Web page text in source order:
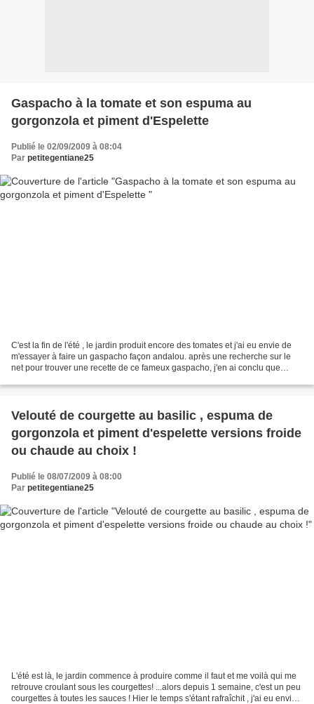
Gaspacho à la tomate et son espuma au
gorgonzola et piment d'Espelette
Publié le 02/09/2009 à 08:04
Par petitegentiane25
C'est la fin de l'été , le jardin produit encore des tomates et j'ai eu envie de
m'essayer à faire un gaspacho façon andalou. après une recherche sur le
net pour trouver une recette de ce fameux gaspacho, j'en ai conclu que
Velouté de courgette au basilic , espuma de
gorgonzola et piment d'espelette versions froide
ou chaude au choix !
Publié le 08/07/2009 à 08:00
Par petitegentiane25
L'été est là, le jardin commence à produire comme il faut et me voilà qui me
retrouve croulant sous les courgettes! ...alors depuis 1 semaine, c'est un peu
courgettes à toutes les sauces ! Hier le temps s'étant rafraîchit , j'ai eu envie